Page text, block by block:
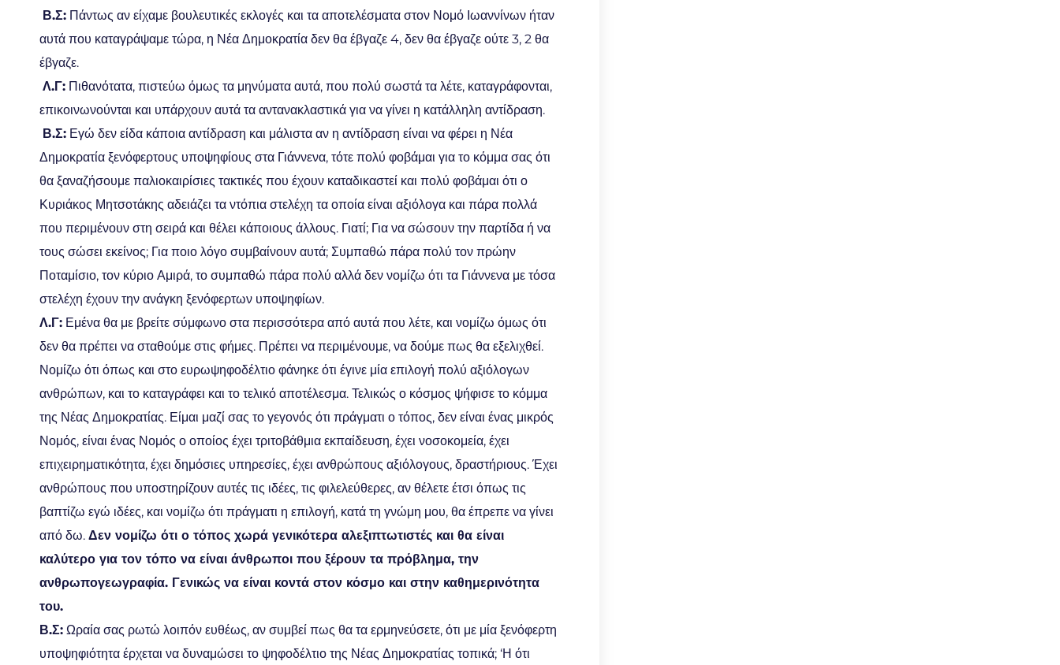
Β.Σ: Πάντως αν είχαμε βουλευτικές εκλογές και τα αποτελέσματα στον Νομό Ιωαννίνων ήταν
αυτά που καταγράψαμε τώρα, η Νέα Δημοκρατία δεν θα έβγαζε 4, δεν θα έβγαζε ούτε 3, 2 θα
έβγαζε.
Λ.Γ: Πιθανότατα, πιστεύω όμως τα μηνύματα αυτά, που πολύ σωστά τα λέτε, καταγράφονται,
επικοινωνούνται και υπάρχουν αυτά τα αντανακλαστικά για να γίνει η κατάλληλη αντίδραση.
Β.Σ: Εγώ δεν είδα κάποια αντίδραση και μάλιστα αν η αντίδραση είναι να φέρει η Νέα
Δημοκρατία ξενόφερτους υποψηφίους στα Γιάννενα, τότε πολύ φοβάμαι για το κόμμα σας ότι
θα ξαναζήσουμε παλιοκαιρίσιες τακτικές που έχουν καταδικαστεί και πολύ φοβάμαι ότι ο
Κυριάκος Μητσοτάκης αδειάζει τα ντόπια στελέχη τα οποία είναι αξιόλογα και πάρα πολλά
που περιμένουν στη σειρά και θέλει κάποιους άλλους. Γιατί; Για να σώσουν την παρτίδα ή να
τους σώσει εκείνος; Για ποιο λόγο συμβαίνουν αυτά; Συμπαθώ πάρα πολύ τον πρώην
Ποταμίσιο, τον κύριο Αμιρά, το συμπαθώ πάρα πολύ αλλά δεν νομίζω ότι τα Γιάννενα με τόσα
στελέχη έχουν την ανάγκη ξενόφερτων υποψηφίων.
Λ.Γ: Εμένα θα με βρείτε σύμφωνο στα περισσότερα από αυτά που λέτε, και νομίζω όμως ότι
δεν θα πρέπει να σταθούμε στις φήμες. Πρέπει να περιμένουμε, να δούμε πως θα εξελιχθεί.
Νομίζω ότι όπως και στο ευρωψηφοδέλτιο φάνηκε ότι έγινε μία επιλογή πολύ αξιόλογων
ανθρώπων, και το καταγράφει και το τελικό αποτέλεσμα. Τελικώς ο κόσμος ψήφισε το κόμμα
της Νέας Δημοκρατίας. Είμαι μαζί σας το γεγονός ότι πράγματι ο τόπος, δεν είναι ένας μικρός
Νομός, είναι ένας Νομός ο οποίος έχει τριτοβάθμια εκπαίδευση, έχει νοσοκομεία, έχει
επιχειρηματικότητα, έχει δημόσιες υπηρεσίες, έχει ανθρώπους αξιόλογους, δραστήριους. Έχει
ανθρώπους που υποστηρίζουν αυτές τις ιδέες, τις φιλελεύθερες, αν θέλετε έτσι όπως τις
βαπτίζω εγώ ιδέες, και νομίζω ότι πράγματι η επιλογή, κατά τη γνώμη μου, θα έπρεπε να γίνει
από δω. Δεν νομίζω ότι ο τόπος χωρά γενικότερα αλεξιπτωτιστές και θα είναι
καλύτερο για τον τόπο να είναι άνθρωποι που ξέρουν τα πρόβλημα, την
ανθρωπογεωγραφία. Γενικώς να είναι κοντά στον κόσμο και στην καθημερινότητα
του.
Β.Σ: Ωραία σας ρωτώ λοιπόν ευθέως, αν συμβεί πως θα τα ερμηνεύσετε, ότι με μία ξενόφερτη
υποψηφιότητα έρχεται να δυναμώσει το ψηφοδέλτιο της Νέας Δημοκρατίας τοπικά; ‘Η ότι